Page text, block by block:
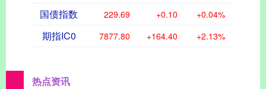
国债指数 229.69 +0.10 +0.04%
期指IC0 7877.80 +164.40 +2.13%
热点资讯